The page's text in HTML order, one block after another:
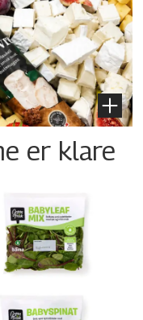
er klare